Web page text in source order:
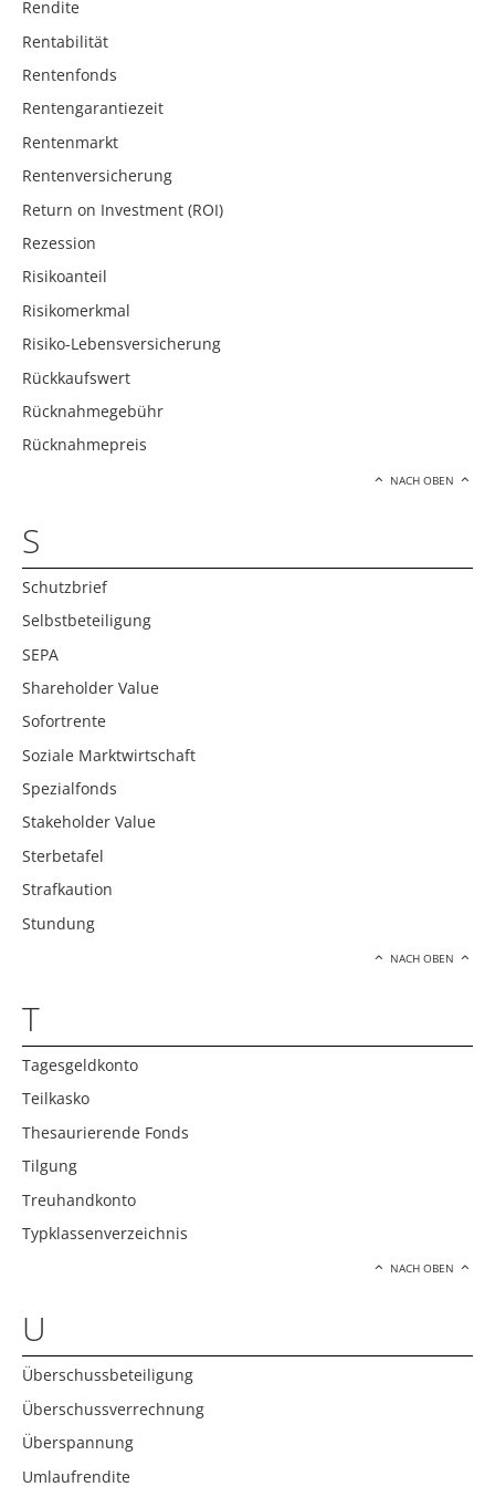
Rendite
Rentabilität
Rentenfonds
Rentengarantiezeit
Rentenmarkt
Rentenversicherung
Return on Investment (ROI)
Rezession
Risikoanteil
Risikomerkmal
Risiko-Lebensversicherung
Rückkaufswert
Rücknahmegebühr
Rücknahmepreis
NACH OBEN
S
Schutzbrief
Selbstbeteiligung
SEPA
Shareholder Value
Sofortrente
Soziale Marktwirtschaft
Spezialfonds
Stakeholder Value
Sterbetafel
Strafkaution
Stundung
NACH OBEN
T
Tagesgeldkonto
Teilkasko
Thesaurierende Fonds
Tilgung
Treuhandkonto
Typklassenverzeichnis
NACH OBEN
U
Überschussbeteiligung
Überschussverrechnung
Überspannung
Umlaufrendite